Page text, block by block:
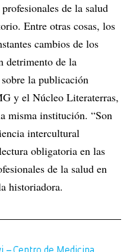
de la salud
Entre otras cosas, los
cambios de los
detrimento de la
la publicación
y el Núcleo Literaterras,
misma institución. “Son
intercultural
obligatoria en las
de la salud en
historiadora.